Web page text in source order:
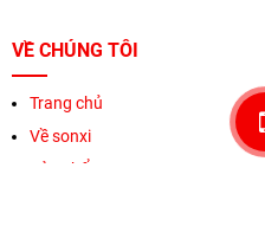
VỀ CHÚNG TÔI
Trang chủ
Về sonxi
Sản phẩm